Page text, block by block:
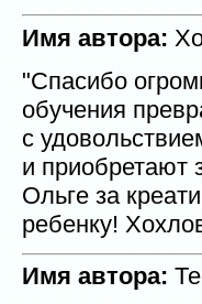
Имя автора:
"Спасибо
обучения
с
и приобретают
Ольге за
ребенку!
Имя автора: